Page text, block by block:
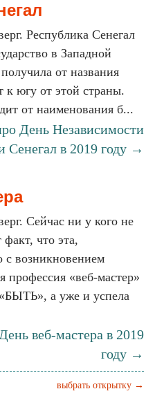
Республика Сенегал
в Западной
от названия
к югу от этой страны.
от наименования б...
День Независимости
Сенегал в 2019 году →
Сейчас ни у кого не
что эта,
с возникновением
профессия «веб-мастер»
а уже и успела
веб-мастера в 2019
году →
выбрать открытку →